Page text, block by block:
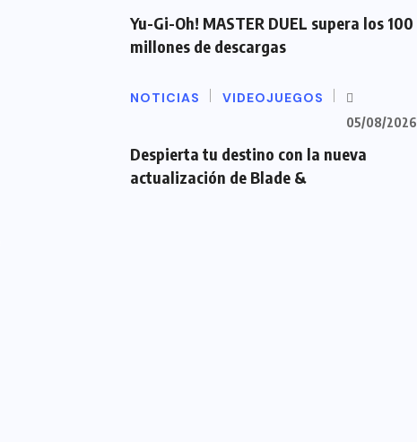
Yu-Gi-Oh! MASTER DUEL supera los 100
millones de descargas
NOTICIAS VIDEOJUEGOS
05/08/2026
Despierta tu destino con la nueva
actualización de Blade &